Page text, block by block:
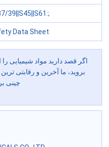
39||S45||S61:;
Data Sheet
اگر قصد دارید مواد شیمیایی
چینی